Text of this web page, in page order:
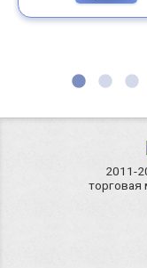
2011-
торговая